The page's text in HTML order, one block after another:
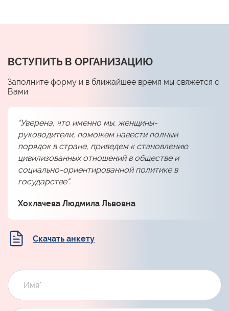
ВСТУПИТЬ В ОРГАНИЗАЦИЮ
Заполните форму и в ближайшее время мы свяжется с
Вами
“Уверена, что именно мы, женщины-
руководители, поможем навести полный
порядок в стране, приведем к становлению
цивилизованных отношений в обществе и
социально-ориентированной политике в
государстве“.
Хохлачева Людмила Львовна
Скачать анкету